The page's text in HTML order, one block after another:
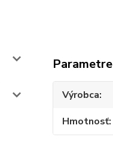
Parametre
Výrobca
Hmotnosť